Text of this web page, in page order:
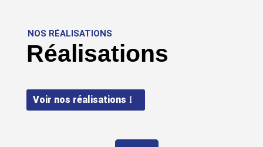
NOS RÉALISATIONS
Réalisations
Voir nos réalisations